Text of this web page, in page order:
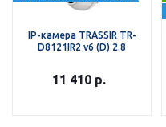
IP-камера TRASSIR TR-
D8121IR2 v6 (D) 2.8
11 410 р.